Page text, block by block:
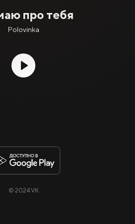
про тебя
Polovinka
© 2024 VK